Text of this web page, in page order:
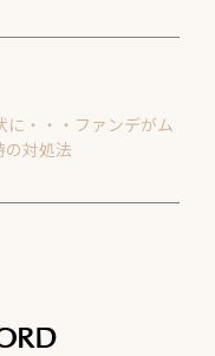
に・・・ファンデがム
の対処法